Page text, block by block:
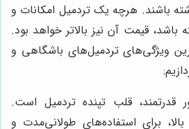
باشند. هرچه یک تردمیل امکانات و
باشد، قیمت آن نیز بالاتر خواهد بود.
ویژگی‌های تردمیل‌های باشگاهی و
قدرتمند، قلب تپنده تردمیل است.
برای استفاده‌های طولانی‌مدت و